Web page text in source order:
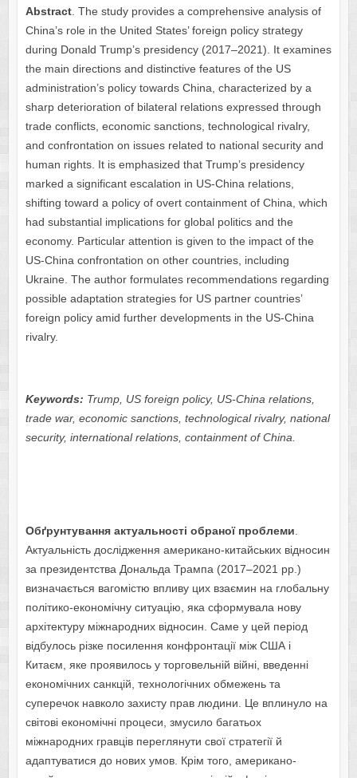
Abstract. The study provides a comprehensive analysis of
China’s role in the United States’ foreign policy strategy
during Donald Trump’s presidency (2017–2021). It examines
the main directions and distinctive features of the US
administration’s policy towards China, characterized by a
sharp deterioration of bilateral relations expressed through
trade conflicts, economic sanctions, technological rivalry,
and confrontation on issues related to national security and
human rights. It is emphasized that Trump’s presidency
marked a significant escalation in US-China relations,
shifting toward a policy of overt containment of China, which
had substantial implications for global politics and the
economy. Particular attention is given to the impact of the
US-China confrontation on other countries, including
Ukraine. The author formulates recommendations regarding
possible adaptation strategies for US partner countries’
foreign policy amid further developments in the US-China
rivalry.
Keywords: Trump, US foreign policy, US-China relations,
trade war, economic sanctions, technological rivalry, national
security, international relations, containment of China.
Обґрунтування актуальності обраної проблеми.
Актуальність дослідження американо-китайських відносин
за президентства Дональда Трампа (2017–2021 рр.)
визначається вагомістю впливу цих взаємин на глобальну
політико-економічну ситуацію, яка сформувала нову
архітектуру міжнародних відносин. Саме у цей період
відбулось різке посилення конфронтації між США і
Китаєм, яке проявилось у торговельній війні, введенні
економічних санкцій, технологічних обмежень та
суперечок навколо захисту прав людини. Це вплинуло на
світові економічні процеси, змусило багатьох
міжнародних гравців переглянути свої стратегії й
адаптуватися до нових умов. Крім того, американо-